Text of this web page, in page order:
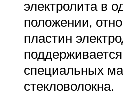
электролита в
положении,
пластин
специальных
стекловолокна.